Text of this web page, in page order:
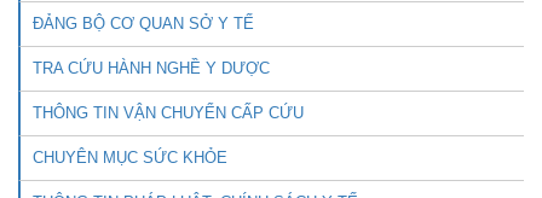
ĐẢNG BỘ CƠ QUAN SỞ Y TẾ
TRA CỨU HÀNH NGHỀ Y DƯỢC
THÔNG TIN VẬN CHUYỂN CẤP CỨU
CHUYÊN MỤC SỨC KHỎE